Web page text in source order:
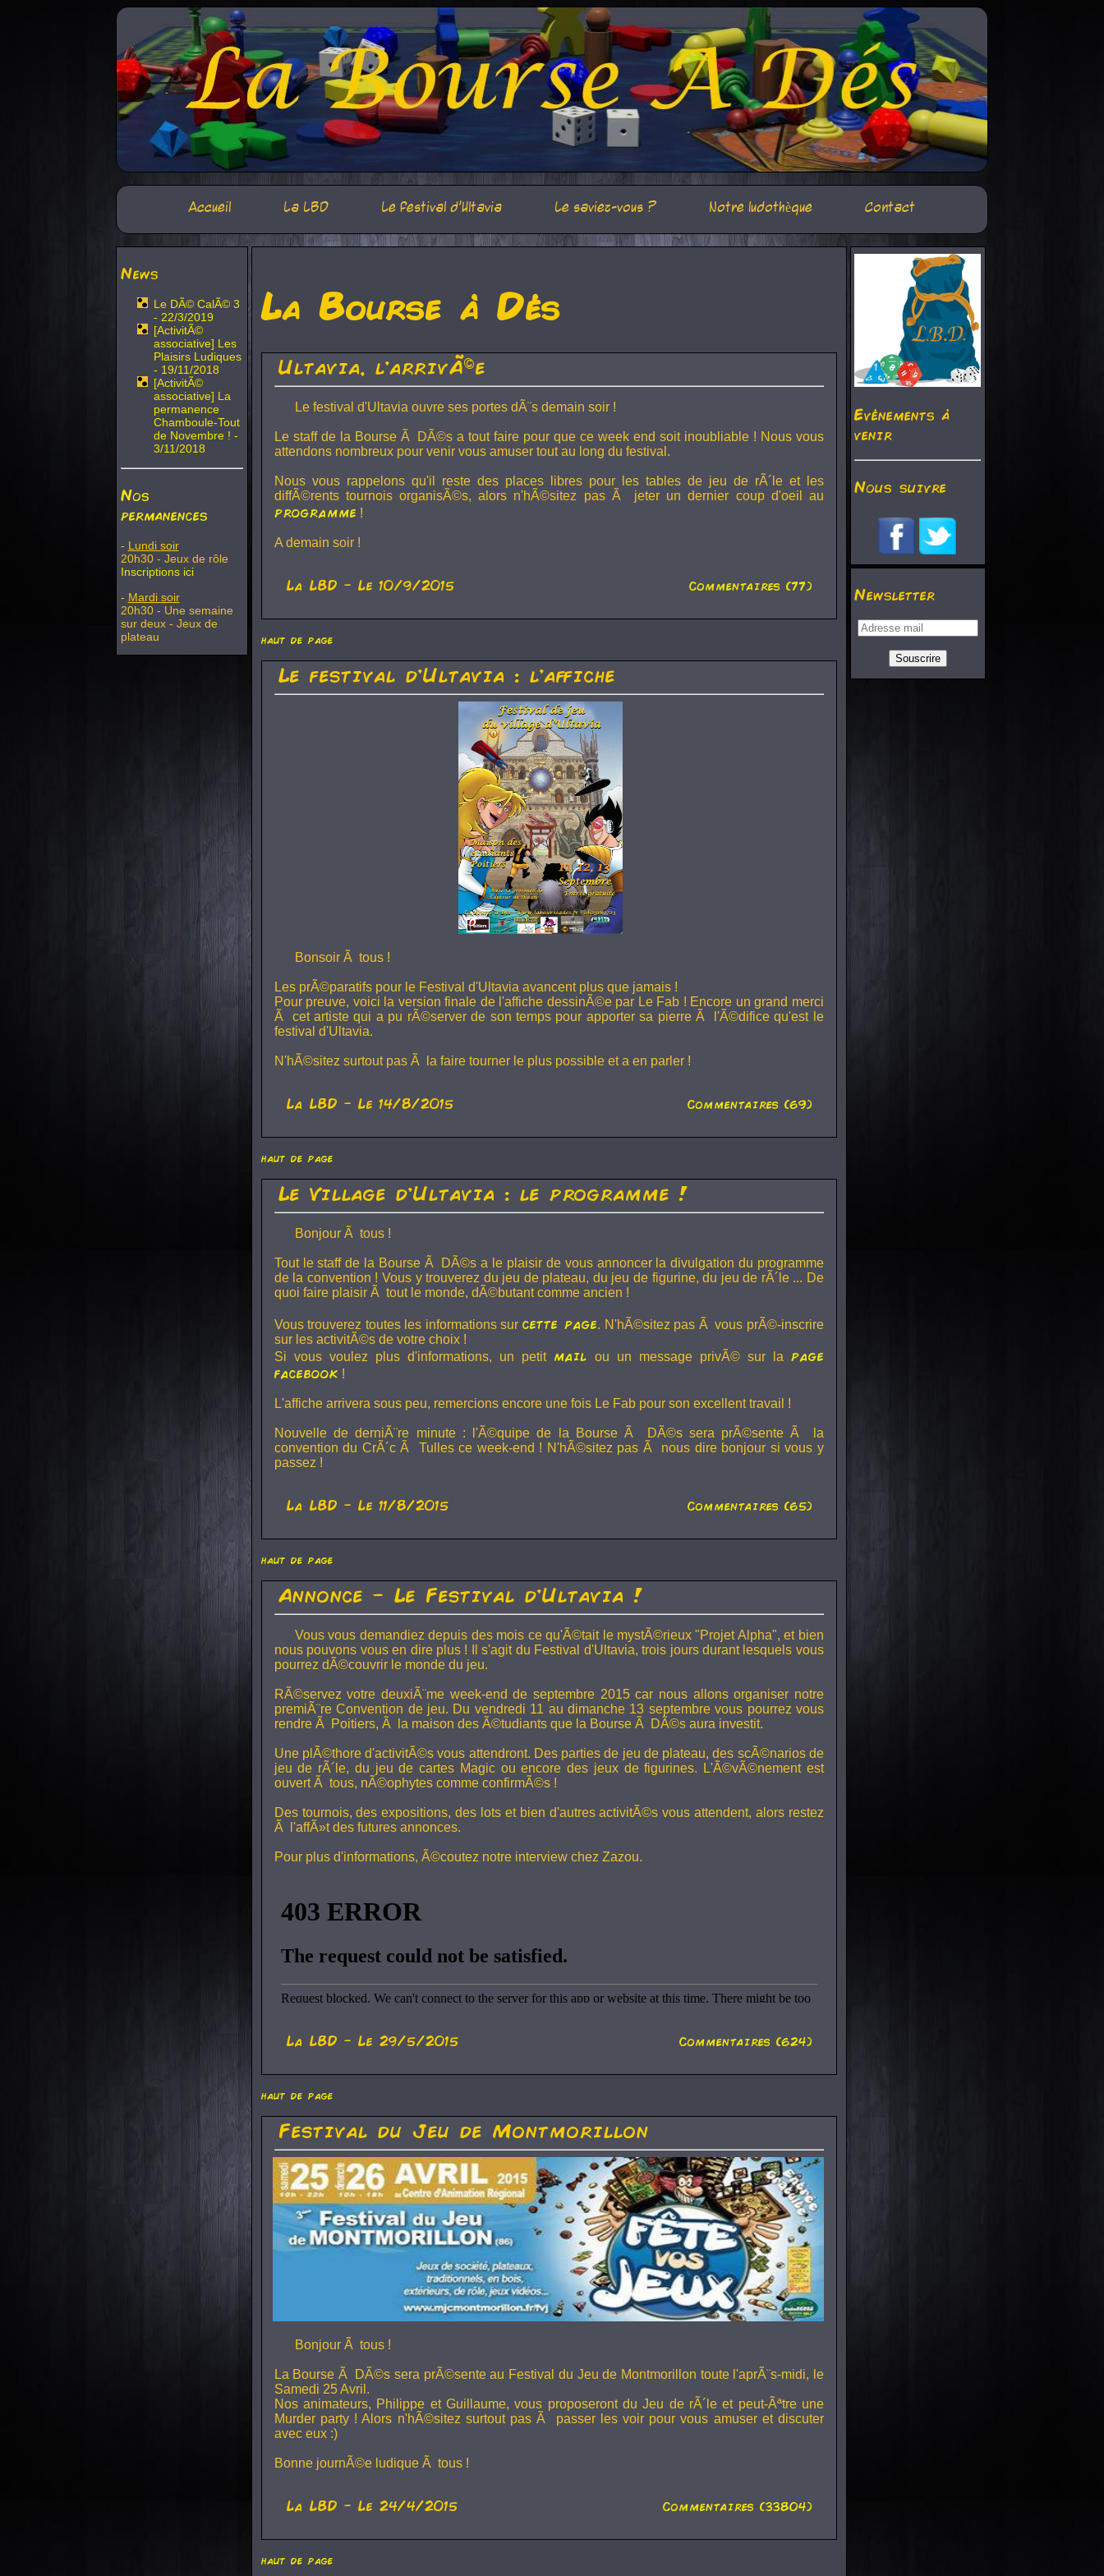
Accueil La LBD Le festival d'Ultavia Le saviez-vous ? Notre ludothèque Contact
News
Le DÃ© CalÃ© 3
- 22/3/2019
[ActivitÃ©
associative] Les
Plaisirs Ludiques
- 19/11/2018
[ActivitÃ©
associative] La
permanence
Chamboule-Tout
de Novembre ! -
3/11/2018
Nos
permanences
- Lundi soir
20h30 - Jeux de rôle
Inscriptions ici
- Mardi soir
20h30 - Une semaine
sur deux - Jeux de
plateau
La Bourse à Dés
Ultavia, l'arrivÃ©e
Le festival d'Ultavia ouvre ses portes dÃ¨s demain soir !
Le staff de la Bourse Ã DÃ©s a tout faire pour que ce week end soit inoubliable ! Nous vous
attendons nombreux pour venir vous amuser tout au long du festival.
Nous vous rappelons qu'il reste des places libres pour les tables de jeu de rÃ´le et les
diffÃ©rents tournois organisÃ©s, alors n'hÃ©sitez pas Ã jeter un dernier coup d'oeil au
programme !
A demain soir !
La LBD - Le 10/9/2015 Commentaires (77)
haut de page
Le festival d'Ultavia : l'affiche
Bonsoir Ã tous !
Les prÃ©paratifs pour le Festival d'Ultavia avancent plus que jamais !
Pour preuve, voici la version finale de l'affiche dessinÃ©e par Le Fab ! Encore un grand merci
Ã cet artiste qui a pu rÃ©server de son temps pour apporter sa pierre Ã l'Ã©difice qu'est le
festival d'Ultavia.
N'hÃ©sitez surtout pas Ã la faire tourner le plus possible et a en parler !
La LBD - Le 14/8/2015 Commentaires (69)
haut de page
Le Village d'Ultavia : le programme !
Bonjour Ã tous !
Tout le staff de la Bourse Ã DÃ©s a le plaisir de vous annoncer la divulgation du programme
de la convention ! Vous y trouverez du jeu de plateau, du jeu de figurine, du jeu de rÃ´le ... De
quoi faire plaisir Ã tout le monde, dÃ©butant comme ancien !
Vous trouverez toutes les informations sur cette page. N'hÃ©sitez pas Ã vous prÃ©-inscrire
sur les activitÃ©s de votre choix !
Si vous voulez plus d'informations, un petit mail ou un message privÃ© sur la page
facebook !
L'affiche arrivera sous peu, remercions encore une fois Le Fab pour son excellent travail !
Nouvelle de derniÃ¨re minute : l'Ã©quipe de la Bourse Ã DÃ©s sera prÃ©sente Ã la
convention du CrÃ´c Ã Tulles ce week-end ! N'hÃ©sitez pas Ã nous dire bonjour si vous y
passez !
La LBD - Le 11/8/2015 Commentaires (65)
haut de page
Annonce - Le Festival d'Ultavia !
Vous vous demandiez depuis des mois ce qu'Ã©tait le mystÃ©rieux "Projet Alpha", et bien
nous pouvons vous en dire plus ! Il s'agit du Festival d'Ultavia, trois jours durant lesquels vous
pourrez dÃ©couvrir le monde du jeu.
RÃ©servez votre deuxiÃ¨me week-end de septembre 2015 car nous allons organiser notre
premiÃ¨re Convention de jeu. Du vendredi 11 au dimanche 13 septembre vous pourrez vous
rendre Ã Poitiers, Ã la maison des Ã©tudiants que la Bourse Ã DÃ©s aura investit.
Une plÃ©thore d'activitÃ©s vous attendront. Des parties de jeu de plateau, des scÃ©narios de
jeu de rÃ´le, du jeu de cartes Magic ou encore des jeux de figurines. L'Ã©vÃ©nement est
ouvert Ã tous, nÃ©ophytes comme confirmÃ©s !
Des tournois, des expositions, des lots et bien d'autres activitÃ©s vous attendent, alors restez
Ã l'affÃ»t des futures annonces.
Pour plus d'informations, Ã©coutez notre interview chez Zazou.
La LBD - Le 29/5/2015 Commentaires (624)
haut de page
Festival du Jeu de Montmorillon
Bonjour Ã tous !
La Bourse Ã DÃ©s sera prÃ©sente au Festival du Jeu de Montmorillon toute l'aprÃ¨s-midi, le
Samedi 25 Avril .
Nos animateurs, Philippe et Guillaume, vous proposeront du Jeu de rÃ´le et peut-Ãªtre une
Murder party ! Alors n'hÃ©sitez surtout pas Ã passer les voir pour vous amuser et discuter
avec eux :)
Bonne journÃ©e ludique Ã tous !
La LBD - Le 24/4/2015 Commentaires (33804)
haut de page
Evénements à
venir
Nous suivre
Newsletter